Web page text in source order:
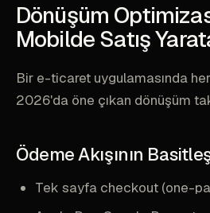
Dönüşüm
Mobilde Satış
Bir e-ticaret uygulamasında
2026'da öne çıkan dönüşüm
Ödeme Akışının
Tek sayfa checkout (one-